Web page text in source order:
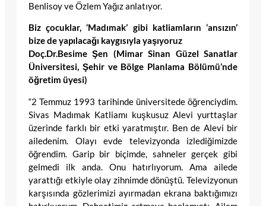
Benlisoy ve Özlem Yağız anlatıyor.
Biz çocuklar, ‘Madımak’ gibi katliamların ‘ansızın’
bize de yapılacağı kaygısıyla yaşıyoruz
Doç.Dr.Besime Şen (Mimar Sinan Güzel Sanatlar
Üniversitesi, Şehir ve Bölge Planlama Bölümü’nde
öğretim üyesi)
“2 Temmuz 1993 tarihinde üniversitede öğrenciydim.
Sivas Madımak Katliamı kuşkusuz Alevi yurttaşlar
üzerinde farklı bir etki yaratmıştır. Ben de Alevi bir
ailedenim. Olayı evde televizyonda izlediğimizde
öğrendim. Garip bir biçimde, sahneler gerçek gibi
gelmedi ilk anda. Onu hatırlıyorum. Ama ailede
yarattığı etkiyle olay zihnimde dönüştü. Televizyonun
karşısında gözlerimizi ayırmadan ekrana baktığımızı